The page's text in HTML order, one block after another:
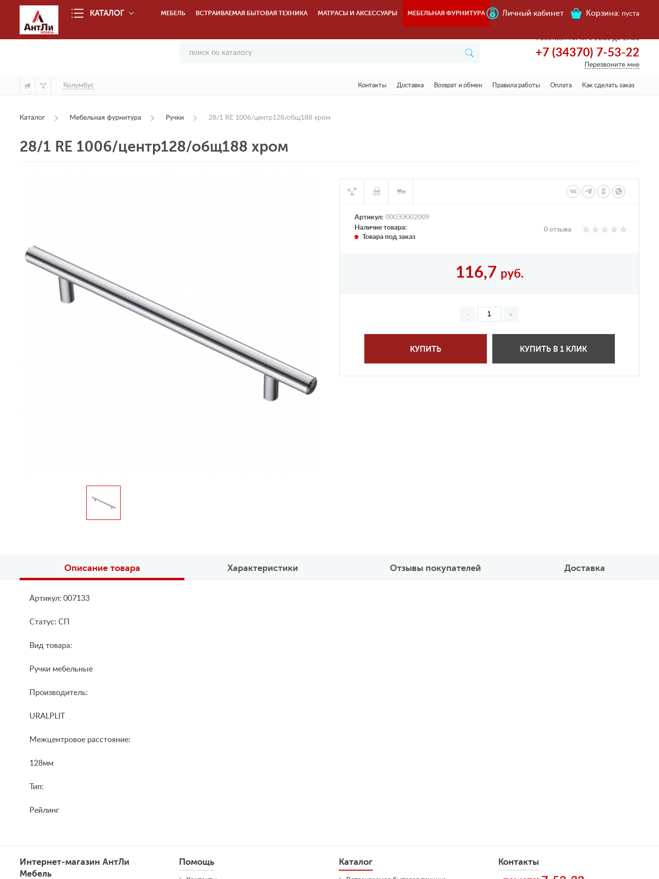
КАТАЛОГ МЕБЕЛЬ ВСТРАИВАЕМАЯ БЫТОВАЯ ТЕХНИКА МАТРАСЫ И АКСЕССУАРЫ МЕБЕЛЬНАЯ ФУРНИТУРА Личный кабинет Корзина: пуста
РаботаемПн-пт с 11.00 до 19.00
+7 (34370) 7-53-22
Перезвоните мне
Колумбус Контакты Доставка Возврат и обмен Правила работы Оплата Как сделать заказ
Каталог Мебельная фурнитура Ручки 28/1 RE 1006/центр128/общ188 хром
28/1 RE 1006/центр128/общ188 хром
Артикул: 000ЭЭ002009
Наличие товара:
Товара под заказ
0 отзыва
116,7 руб.
КУПИТЬ КУПИТЬ В 1 КЛИК
Описание товара Характеристики Отзывы покупателей Доставка
Артикул: 007133
Статус: СП
Вид товара:
Ручки мебельные
Производитель:
URALPLIT
Межцентровое расстояние:
128мм
Тип:
Рейлинг
Интернет-магазин АнтЛи
Мебель
Помощь Контакты
Каталог